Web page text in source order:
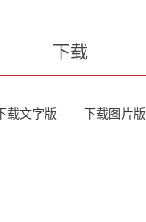
下载
下载文字版 下载图片版